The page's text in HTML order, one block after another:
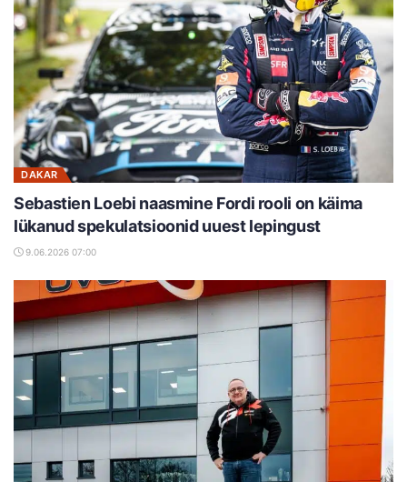
DAKAR
Sebastien Loebi naasmine Fordi rooli on käima
lükanud spekulatsioonid uuest lepingust
9.06.2026 07:00